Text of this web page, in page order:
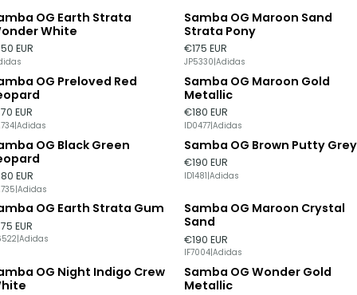
OG Earth Strata
White
EUR
Samba OG Maroon Sand
Strata Pony
€175 EUR
JP5330|Adidas
OG Preloved Red
EUR
|Adidas
Samba OG Maroon Gold
Metallic
€180 EUR
ID0477|Adidas
OG Black Green
EUR
|Adidas
Samba OG Brown Putty Grey
€190 EUR
ID1481|Adidas
OG Earth Strata Gum
EUR
Adidas
Samba OG Maroon Crystal
Sand
€190 EUR
IF7004| Adidas
OG Night Indigo Crew
Samba OG Wonder Gold
Metallic